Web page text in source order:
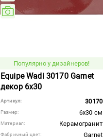
Популярно у дизайнеров!
Equipe Wadi 30170 Garnet
декор 6x30
Артикул: 30170
Размер: 6x30 см
Материал: Керамогранит
Фабричный цвет: Garnet